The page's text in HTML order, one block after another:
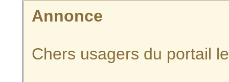
Annonce
Chers usagers du portail